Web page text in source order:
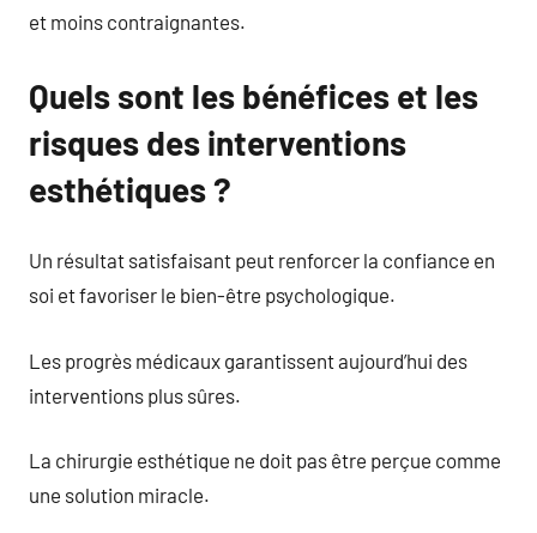
et moins contraignantes.
Quels sont les bénéfices et les
risques des interventions
esthétiques ?
Un résultat satisfaisant peut renforcer la confiance en
soi et favoriser le bien-être psychologique.
Les progrès médicaux garantissent aujourd’hui des
interventions plus sûres.
La chirurgie esthétique ne doit pas être perçue comme
une solution miracle.